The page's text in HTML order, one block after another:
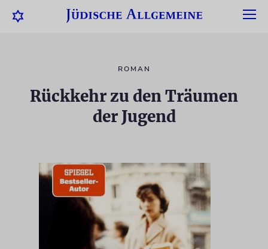
ROMAN
Rückkehr zu den Träumen
der Jugend